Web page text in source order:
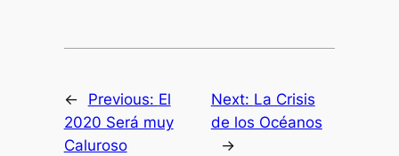
← Previous: El
2020 Será muy
Caluroso
Next: La Crisis
de los Océanos
→